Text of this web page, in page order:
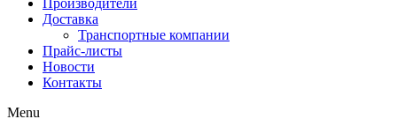
Производители
Доставка
Транспортные компании
Прайс-листы
Новости
Контакты
Menu